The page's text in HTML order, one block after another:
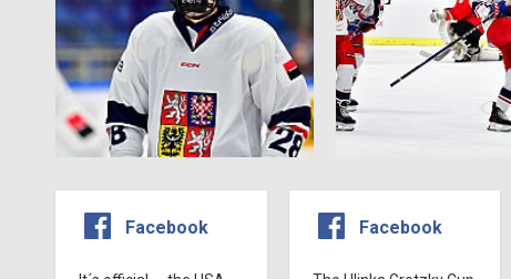
Facebook Facebook